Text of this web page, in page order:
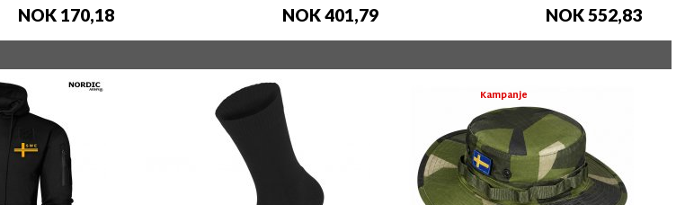
NOK 170,18 NOK 401,79 NOK 552,83
Kampanje